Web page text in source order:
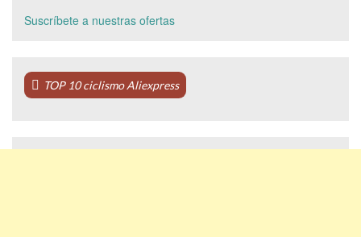
Suscríbete a nuestras ofertas
TOP 10 ciclismo Aliexpress